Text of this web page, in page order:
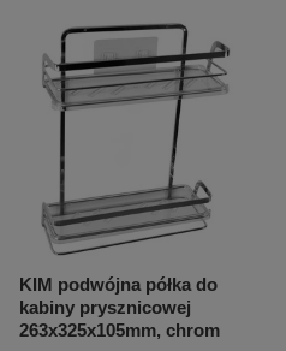
KIM podwójna półka do
kabiny prysznicowej
263x325x105mm, chrom